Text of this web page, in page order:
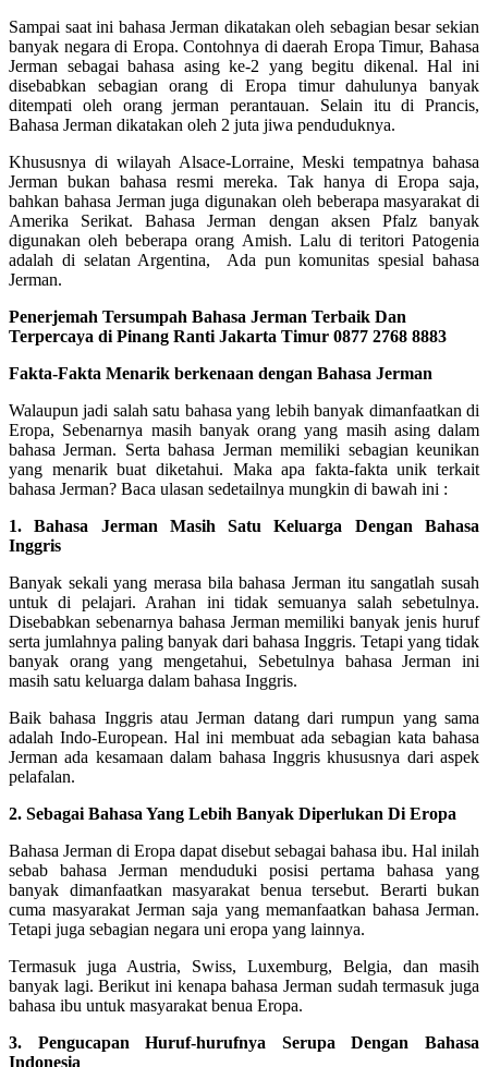
Sampai saat ini bahasa Jerman dikatakan oleh sebagian besar sekian
banyak negara di Eropa. Contohnya di daerah Eropa Timur, Bahasa
Jerman sebagai bahasa asing ke-2 yang begitu dikenal. Hal ini
disebabkan sebagian orang di Eropa timur dahulunya banyak
ditempati oleh orang jerman perantauan. Selain itu di Prancis,
Bahasa Jerman dikatakan oleh 2 juta jiwa penduduknya.
Khususnya di wilayah Alsace-Lorraine, Meski tempatnya bahasa
Jerman bukan bahasa resmi mereka. Tak hanya di Eropa saja,
bahkan bahasa Jerman juga digunakan oleh beberapa masyarakat di
Amerika Serikat. Bahasa Jerman dengan aksen Pfalz banyak
digunakan oleh beberapa orang Amish. Lalu di teritori Patogenia
adalah di selatan Argentina, Ada pun komunitas spesial bahasa
Jerman.
Penerjemah Tersumpah Bahasa Jerman Terbaik Dan
Terpercaya di Pinang Ranti Jakarta Timur 0877 2768 8883
Fakta-Fakta Menarik berkenaan dengan Bahasa Jerman
Walaupun jadi salah satu bahasa yang lebih banyak dimanfaatkan di
Eropa, Sebenarnya masih banyak orang yang masih asing dalam
bahasa Jerman. Serta bahasa Jerman memiliki sebagian keunikan
yang menarik buat diketahui. Maka apa fakta-fakta unik terkait
bahasa Jerman? Baca ulasan sedetailnya mungkin di bawah ini :
1. Bahasa Jerman Masih Satu Keluarga Dengan Bahasa
Inggris
Banyak sekali yang merasa bila bahasa Jerman itu sangatlah susah
untuk di pelajari. Arahan ini tidak semuanya salah sebetulnya.
Disebabkan sebenarnya bahasa Jerman memiliki banyak jenis huruf
serta jumlahnya paling banyak dari bahasa Inggris. Tetapi yang tidak
banyak orang yang mengetahui, Sebetulnya bahasa Jerman ini
masih satu keluarga dalam bahasa Inggris.
Baik bahasa Inggris atau Jerman datang dari rumpun yang sama
adalah Indo-European. Hal ini membuat ada sebagian kata bahasa
Jerman ada kesamaan dalam bahasa Inggris khususnya dari aspek
pelafalan.
2. Sebagai Bahasa Yang Lebih Banyak Diperlukan Di Eropa
Bahasa Jerman di Eropa dapat disebut sebagai bahasa ibu. Hal inilah
sebab bahasa Jerman menduduki posisi pertama bahasa yang
banyak dimanfaatkan masyarakat benua tersebut. Berarti bukan
cuma masyarakat Jerman saja yang memanfaatkan bahasa Jerman.
Tetapi juga sebagian negara uni eropa yang lainnya.
Termasuk juga Austria, Swiss, Luxemburg, Belgia, dan masih
banyak lagi. Berikut ini kenapa bahasa Jerman sudah termasuk juga
bahasa ibu untuk masyarakat benua Eropa.
3. Pengucapan Huruf-hurufnya Serupa Dengan Bahasa
Indonesia